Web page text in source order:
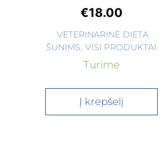
€18.00
VETERINARINĖ DIETA
ŠUNIMS, VISI PRODUKTAI
Turime
Į krepšelį